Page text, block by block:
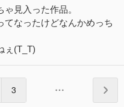
見入った作品。
てなったけどなんかめっち
ぇ(T_T)
3